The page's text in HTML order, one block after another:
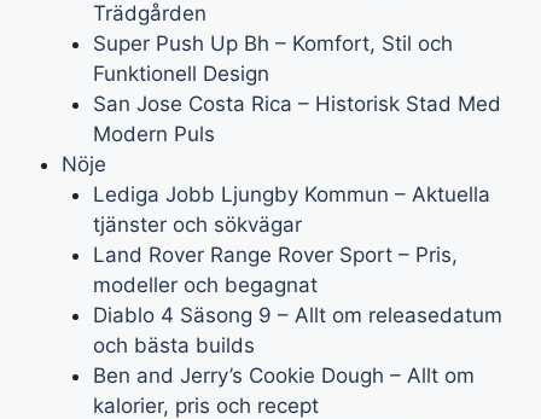
Trädgården
Super Push Up Bh – Komfort, Stil och
Funktionell Design
San Jose Costa Rica – Historisk Stad Med
Modern Puls
Nöje
Lediga Jobb Ljungby Kommun – Aktuella
tjänster och sökvägar
Land Rover Range Rover Sport – Pris,
modeller och begagnat
Diablo 4 Säsong 9 – Allt om releasedatum
och bästa builds
Ben and Jerry’s Cookie Dough – Allt om
kalorier, pris och recept